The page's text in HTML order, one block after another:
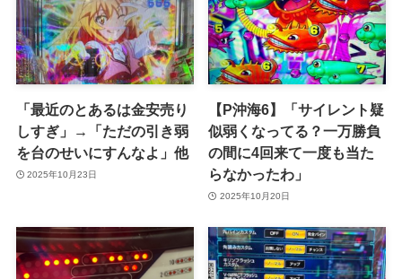
「最近のとあるは金安売り
しすぎ」→「ただの引き弱
を台のせいにすんなよ」他
2025年10月23日
【P沖海6】「サイレント疑
似弱くなってる？一万勝負
の間に4回来て一度も当た
らなかったわ」
2025年10月20日